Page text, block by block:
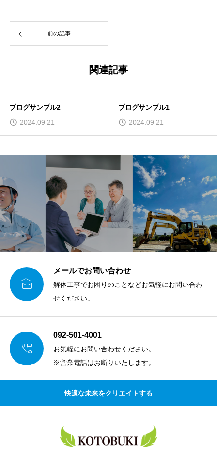
前の記事
関連記事
ブログサンプル2
2024.09.21
ブログサンプル1
2024.09.21

メールでお問い合わせ
解体工事でお困りのことなどお気軽にお問い合わ
せください。

092-501-4001
お気軽にお問い合わせください。
※営業電話はお断りいたします。
快適な未来をクリエイトする